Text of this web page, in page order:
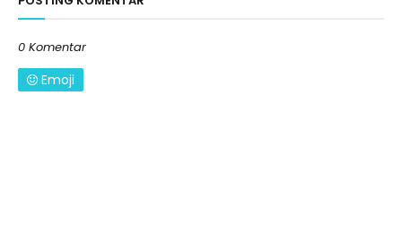
0 Komentar
Emoji